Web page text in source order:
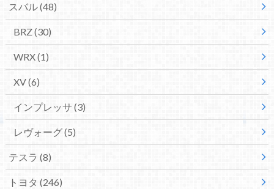
スバル(48)
BRZ(30)
WRX(1)
XV(6)
インプレッサ (3)
レヴォーグ(5)
テスラ (8)
トヨタ (246)